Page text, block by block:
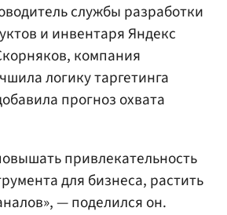
службы разработки
и инвентаря Яндекс
компания
логику таргетинга
прогноз охвата
привлекательность
для бизнеса, растить
— поделился он.